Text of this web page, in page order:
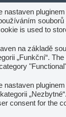
nastaven
is used to
na základě
„Funkční“.
nastaven
consent for the